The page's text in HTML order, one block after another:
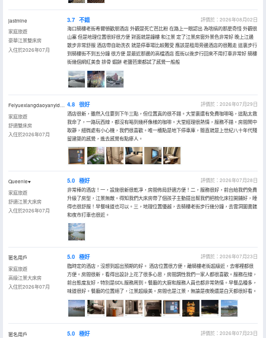
jastmine
家庭旅遊
豪華江景雙床房
入住於2026年07月
3.7 不錯
評價於：2026年08月02日
海口騎樓老街希爾頓歡朋酒店 外觀是死亡芭比粉 在路上一眼認出 為啥搞的那麼奇怪 外觀很
山寨 但是地理位置很好很方便 對面就是鐘樓 和江景 定了江景房窗外景色非常好 晚上江邊
散步非常舒服 酒店帶自助洗衣 就是停車場比較難受 應該是租用旁邊酒店的很難走 這裏步行
到騎樓街不到五分鐘 很方便 是最近那邊的高檔酒店 逛街以後步行回來不用打車非常好 騎樓
街幾個網紅美食 排骨 蝦餅 老鹽芭樂都試了感覺一般般
家庭旅遊
舒適雙床房
入住於2026年07月
4.8 很好
評價於：2026年07月29日
酒店很新，雖然入住要到下午三點，但位置真的很不錯。大堂裏還有免費咖啡喝，這點太救
我命了，一路玩西線，都沒有喝到幾杯像樣的咖啡。大堂經理很熱情，服務不錯。房間鬧中
取靜，細微處有小心機，我們很喜歡。唯一槽點是地下停車庫，簡直就是上世紀八十年代殘
留建築的感覺，進去感覺有點瘮人。
Queenie♥
家庭旅遊
舒適江景大床房
入住於2026年07月
5.0 極好
評價於：2026年07月28日
非常棒的酒店！一，設施很新很乾凈，房間佈局舒適方便！二，服務很好，前台給我們免費
升級了房型，江景無敵。得知我們大床房帶了個孩子主動提出幫我們把梳化床拉開鋪好，睡
得也很舒服！早餐味道也可以。三，地理位置優越，去騎樓老街步行幾分鐘，去雲洞圖書館
和夜市打車也很近。
匿名用戶
家庭旅遊
高級江景大床房
入住於2026年07月
5.0 極好
評價於：2026年07月23日
臨時定的酒店，沒想到超出預期的好。 酒店位置很方便，離騎樓老街超級近，去哪裡都很
方便。房間很新，看得出設計上花了很多心思，房間調性我們一家人都很喜歡。服務在線，
前台態度友好，特別是SDL服務周到。餐廳的大廚和服務人員也都非常熱情。早餐品種多，
味道很好。餐廳的位置絕了，江景超級美。房間也是江景，無論是夜晚還是白天都很好看。
匿名用戶
5.0 極好
評價於：2026年07月23日